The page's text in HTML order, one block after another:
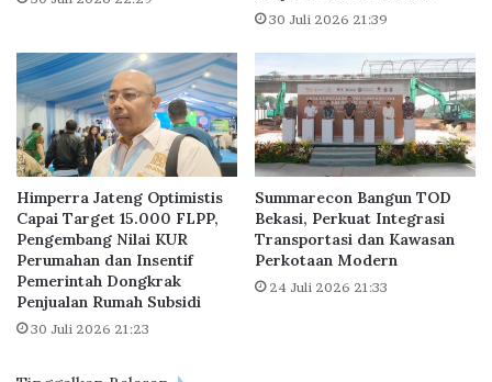
m
P
e
n
i
n
g
k
a
t
a
K
u
s
D
i
p
e
r
k
u
a
t
e
30 Juli 2026 21:39
Himperra Jateng Optimistis
Capai Target 15.000 FLPP,
Pengembang Nilai KUR
Perumahan dan Insentif
Pemerintah Dongkrak
Penjualan Rumah Subsidi
30 Juli 2026 21:23
Summarecon Bangun TOD
Bekasi, Perkuat Integrasi
Transportasi dan Kawasan
Perkotaan Modern
24 Juli 2026 21:33